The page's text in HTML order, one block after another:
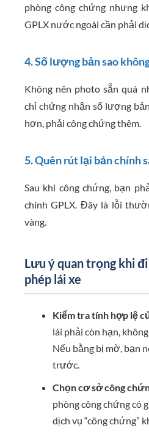
phòng công chứng nhưng
GPLX nước ngoài cần phải
4. Số lượng bản sao
Không nên photo sẵn quá
chỉ chứng nhận số lượng
hơn, phải công chứng thêm.
5. Quên rút lại bản chính
Sau khi công chứng, bạn
chính GPLX. Đây là lỗi
vàng.
Lưu ý quan trọng khi
phép lái xe
Kiểm tra tính hợp lệ
lái phải còn hạn,
Nếu bằng bị mờ, bạn
trước.
Chọn cơ sở công
phòng công chứng có
dịch vụ “công chứng”